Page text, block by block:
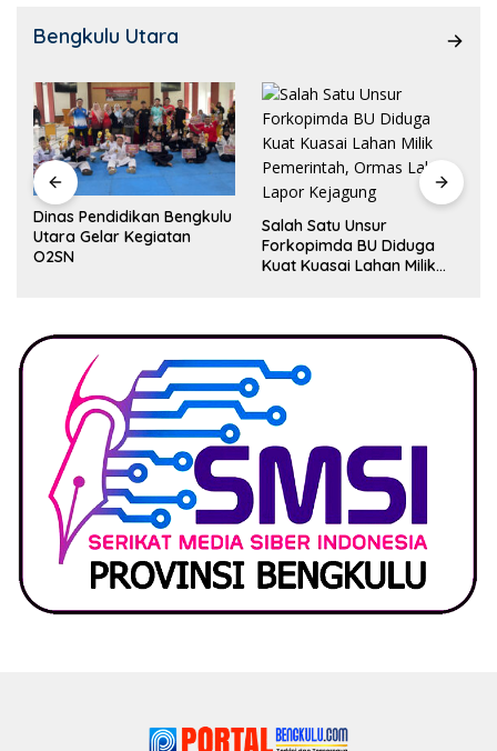
Bengkulu Utara
Dinas Pendidikan Bengkulu
Utara Gelar Kegiatan
O2SN
Salah Satu Unsur
Forkopimda BU Diduga
Kuat Kuasai Lahan Milik